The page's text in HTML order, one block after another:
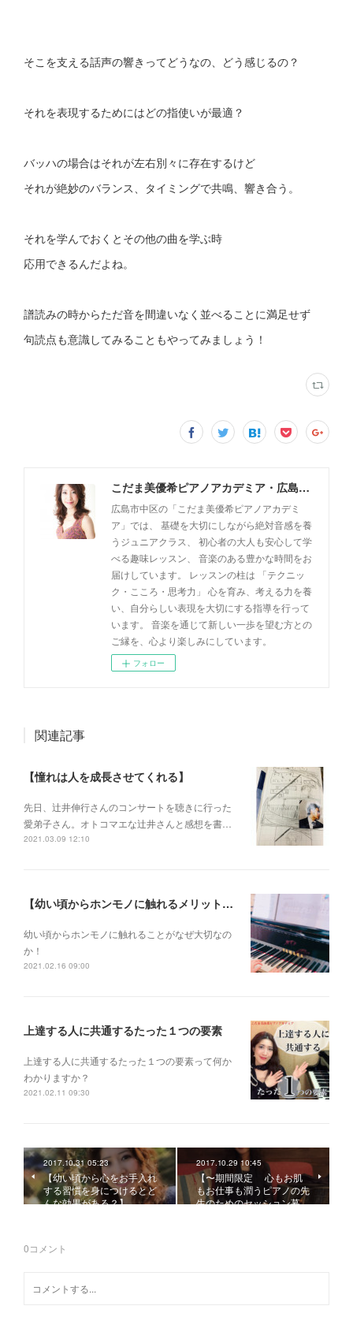
そこを支える話声の響きってどうなの、どう感じるの？
それを表現するためにはどの指使いが最適？
バッハの場合はそれが左右別々に存在するけど
それが絶妙のバランス、タイミングで共鳴、響き合う。
それを学んでおくとその他の曲を学ぶ時
応用できるんだよね。
譜読みの時からただ音を間違いなく並べることに満足せず
句読点も意識してみることもやってみましょう！
こだま美優希ピアノアカデミア・広島市中区
広島市中区の「こだま美優希ピアノアカデミ
ア」では、 基礎を大切にしながら絶対音感を養
うジュニアクラス、 初心者の大人も安心して学
べる趣味レッスン、 音楽のある豊かな時間をお
届けしています。 レッスンの柱は 「テクニッ
ク・こころ・思考力」 心を育み、考える力を養
い、自分らしい表現を大切にする指導を行って
います。 音楽を通じて新しい一歩を望む方との
ご縁を、心より楽しみにしています。
フォロー
関連記事
【憧れは人を成長させてくれる】
先日、辻井伸行さんのコンサートを 聴きに行った
愛弟子さん。 オトコマエな辻井さんと 感想を書…
2021.03.09 12:10
【幼い頃からホンモノに触れるメリットとは？】
幼い頃からホンモノに 触れることがなぜ大切なの
か！
2021.02.16 09:00
上達する人に共通するたった１つの要素
上達する人に共通するたった１つの要素って何か
わかりますか？
2021.02.11 09:30
2017.10.31 05:23
【幼い頃から心をお手入れ
する習慣を身につけるとど
んな効果がある？】
2017.10.29 10:45
【〜期間限定 心もお肌
もお仕事も潤うピアノの先
生のためのセッション募…
0コメント